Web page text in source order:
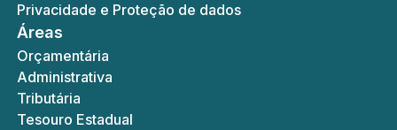
Privacidade e Proteção de dados
Áreas
Orçamentária
Administrativa
Tributária
Tesouro Estadual